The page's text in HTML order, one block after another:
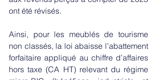
ont été révisés.
Ainsi, pour les meublés de tourisme
non classés, la loi abaisse l’abattement
forfaitaire appliqué au chiffre d’affaires
hors taxe (CA HT) relevant du régime